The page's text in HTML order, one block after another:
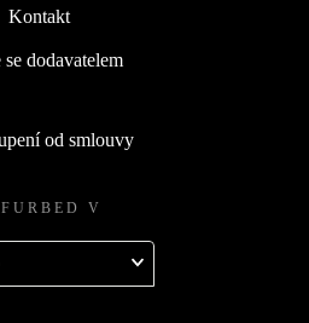
Kontakt
se dodavatelem
od smlouvy
V